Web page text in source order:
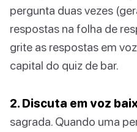
pergunta duas vezes
respostas na folha de
grite as respostas em
capital do quiz de bar.
2. Discuta em voz
sagrada. Quando uma